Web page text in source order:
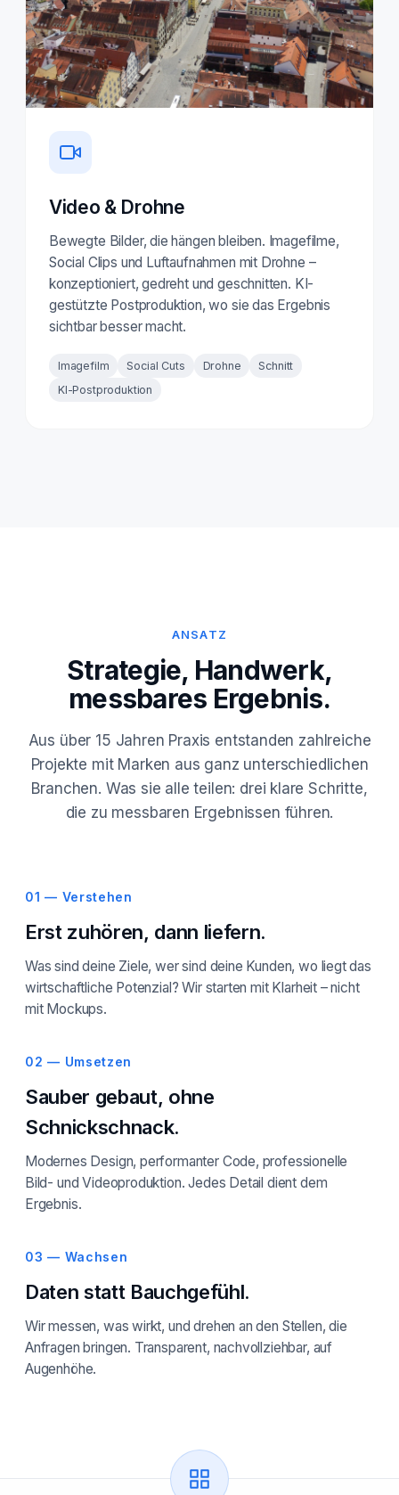
Video & Drohne
Bewegte Bilder, die hängen bleiben. Imagefilme,
Social Clips und Luftaufnahmen mit Drohne –
konzeptioniert, gedreht und geschnitten. KI-
gestützte Postproduktion, wo sie das Ergebnis
sichtbar besser macht.
Imagefilm Social Cuts Drohne
Schnitt
KI-Postproduktion
ANSATZ
Strategie, Handwerk,
messbares Ergebnis.
Aus über 15 Jahren Praxis entstanden zahlreiche
Projekte mit Marken aus ganz unterschiedlichen
Branchen. Was sie alle teilen: drei klare Schritte,
die zu messbaren Ergebnissen führen.
01 — Verstehen
Erst zuhören, dann liefern.
Was sind deine Ziele, wer sind deine Kunden, wo liegt das
wirtschaftliche Potenzial? Wir starten mit Klarheit – nicht
mit Mockups.
02 — Umsetzen
Sauber gebaut, ohne
Schnickschnack.
Modernes Design, performanter Code, professionelle
Bild- und Videoproduktion. Jedes Detail dient dem
Ergebnis.
03 — Wachsen
Daten statt Bauchgefühl.
Wir messen, was wirkt, und drehen an den Stellen, die
Anfragen bringen. Transparent, nachvollziehbar, auf
Augenhöhe.